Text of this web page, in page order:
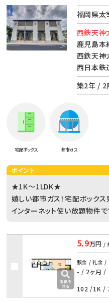
福岡県太
西鉄天神
鹿児島本
西鉄天神
西日本鉄
築2年 / 2
宅配ボックス 都市ガス
ポイント
★1K～1LDK★
嬉しい都市ガス！宅配ボックス
インターネット使い放題物件で
5.9万円 /
敷金 / 礼金 /
- / 2ヶ月 /
102 /1K /